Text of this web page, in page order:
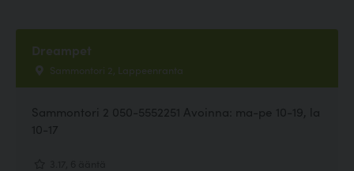
Dreampet
Sammontori 2, Lappeenranta
Sammontori 2 050-5552251 Avoinna: ma-pe 10-19, la
10-17